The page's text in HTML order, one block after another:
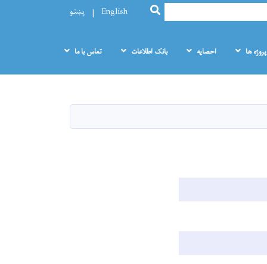
SEARCH
English پښتو
پروژه ها احصایه بانک اطلاعات تماس با ما